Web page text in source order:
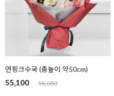
연핑크수국 (총높이 약50cm)
55,100 58,000